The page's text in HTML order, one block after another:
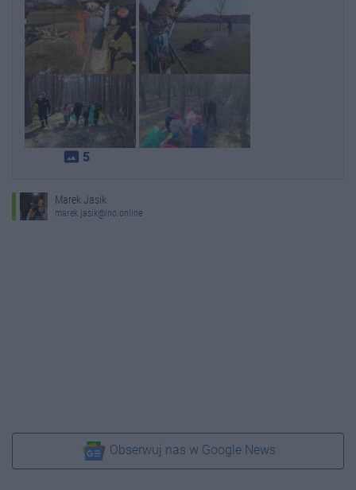
photo_size_select_actual 5
Marek Jasik
marek.jasik@ino.online
Obserwuj nas w Google News